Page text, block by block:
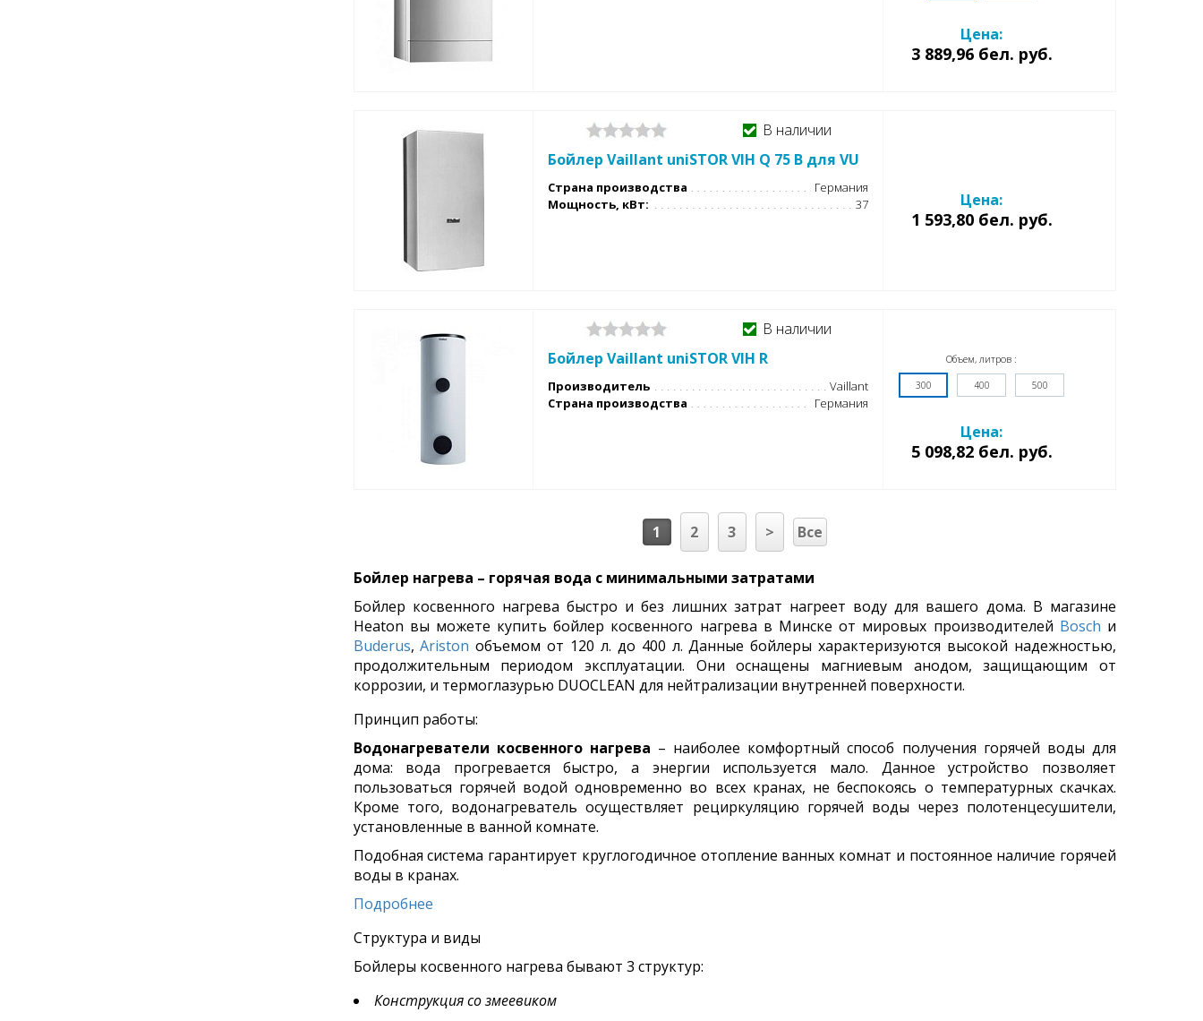
Цена:
3 889,96 бел. руб.
В наличии
Бойлер Vaillant uniSTOR VIH Q 75 B для VU
Страна производства
Германия
Мощность, кВт:
37 Цена:
1 593,80 бел. руб.
В наличии
Бойлер Vaillant uniSTOR VIH R
Производитель
Vaillant
Страна производства
Германия
Объем, литров :
300 400 500
Цена:
5 098,82 бел. руб.
1 2 3 > Все
Бойлер нагрева – горячая вода с минимальными затратами
Бойлер косвенного нагрева быстро и без лишних затрат нагреет воду для вашего дома. В магазине
Heaton вы можете купить бойлер косвенного нагрева в Минске от мировых производителей Bosch и
Buderus,Ariston объемом от 120 л. до 400 л. Данные бойлеры характеризуются высокой надежностью,
продолжительным периодом эксплуатации. Они оснащены магниевым анодом, защищающим от
коррозии, и термоглазурью DUOCLEAN для нейтрализации внутренней поверхности.
Принцип работы:
Водонагреватели косвенного нагрева – наиболее комфортный способ получения горячей воды для
дома: вода прогревается быстро, а энергии используется мало. Данное устройство позволяет
пользоваться горячей водой одновременно во всех кранах, не беспокоясь о температурных скачках.
Кроме того, водонагреватель осуществляет рециркуляцию горячей воды через полотенцесушители,
установленные в ванной комнате.
Подобная система гарантирует круглогодичное отопление ванных комнат и постоянное наличие горячей
воды в кранах.
Подробнее
Структура и виды
Бойлеры косвенного нагрева бывают 3 структур:
Конструкция со змеевиком